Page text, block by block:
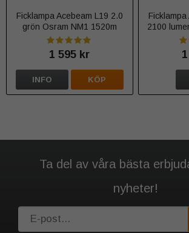
Ficklampa Acebeam L19 2.0
grön Osram NM1 1520m
2200 lumen
1 595 kr
INFO KÖP
2100
Ta del av våra bästa
nyheter!